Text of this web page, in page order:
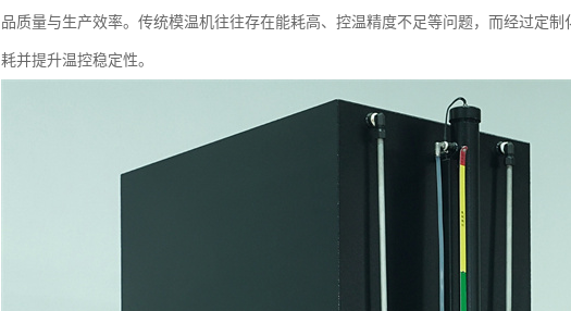
品质量与生产效率。传统模温机往往存在能耗高、控温精度不足等问题，而经过定
耗并提升温控稳定性。